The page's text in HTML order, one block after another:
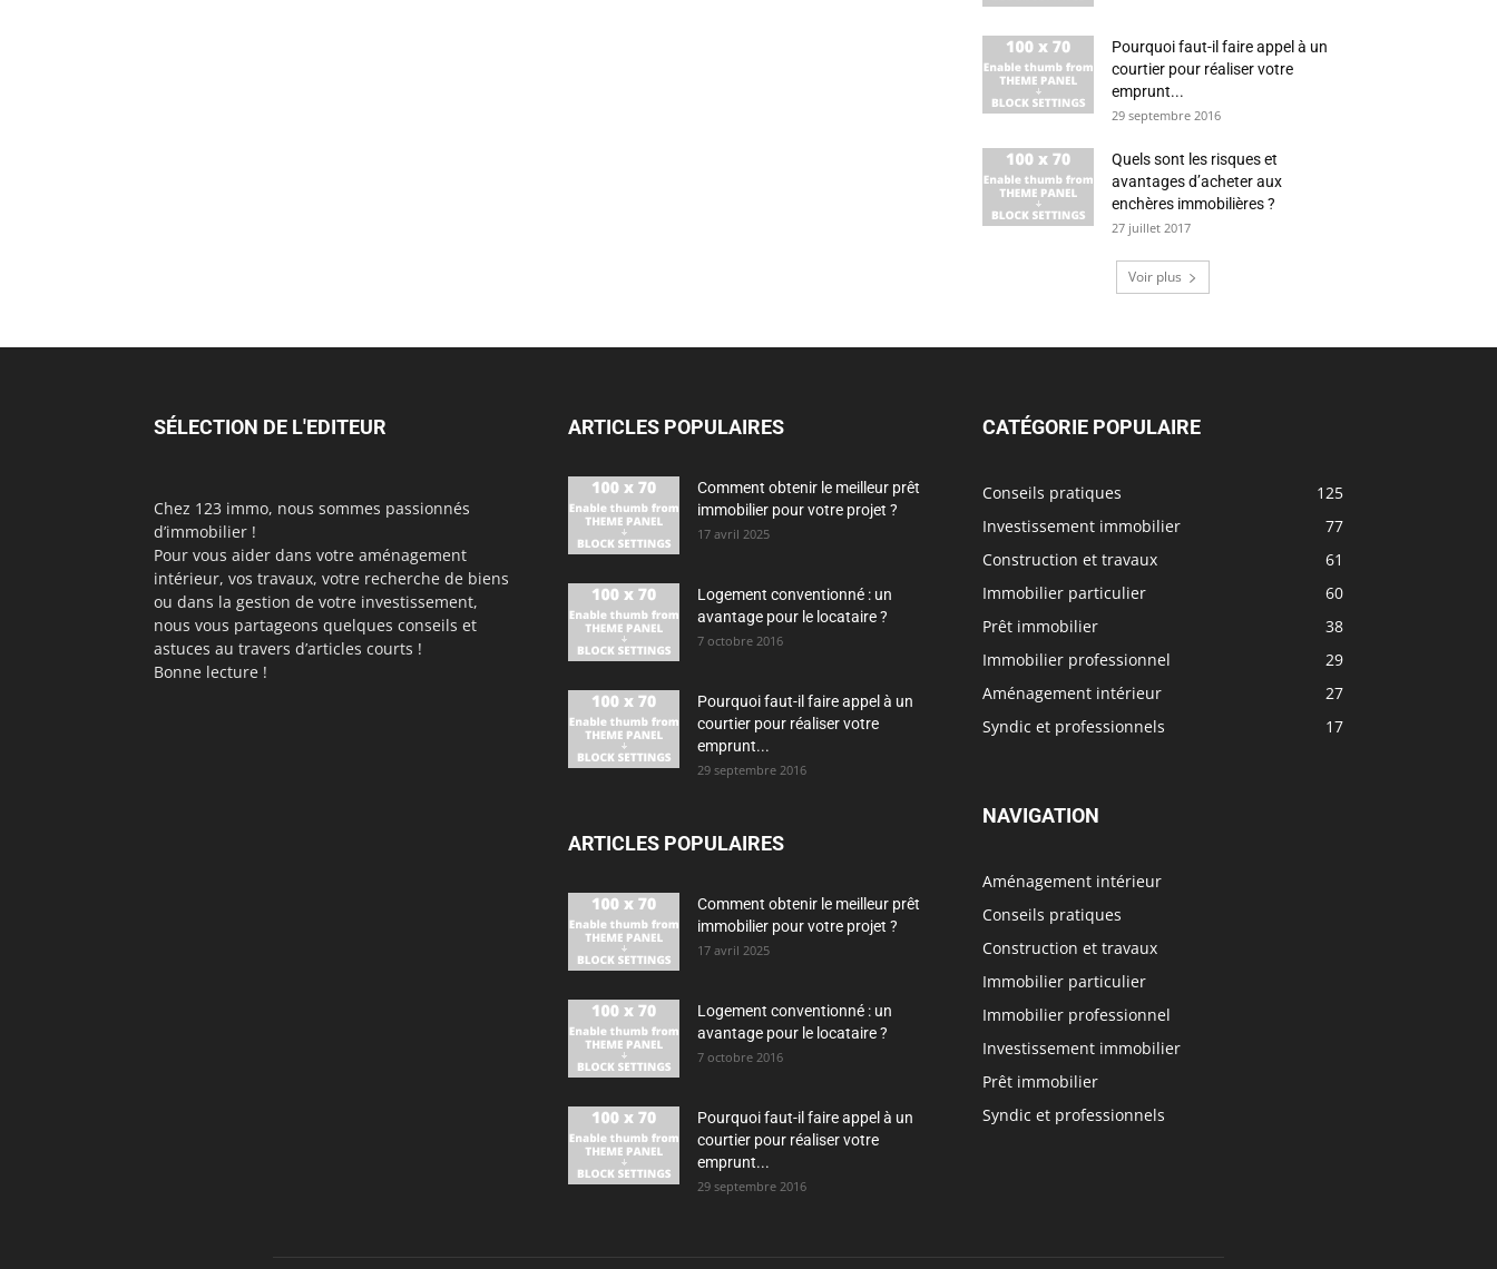
Pourquoi faut-il faire appel à un
courtier pour réaliser votre
emprunt...
29 septembre 2016
Quels sont les risques et
avantages d’acheter aux
enchères immobilières ?
27 juillet 2017
Voir plus
SÉLECTION DE L'EDITEUR
Chez 123 immo, nous sommes passionnés
d’immobilier !
Pour vous aider dans votre aménagement
intérieur, vos travaux, votre recherche de biens
ou dans la gestion de votre investissement,
nous vous partageons quelques conseils et
astuces au travers d’articles courts !
Bonne lecture !
ARTICLES POPULAIRES
Comment obtenir le meilleur prêt
immobilier pour votre projet ?
17 avril 2025
Logement conventionné : un
avantage pour le locataire ?
7 octobre 2016
Pourquoi faut-il faire appel à un
courtier pour réaliser votre
emprunt...
29 septembre 2016
ARTICLES POPULAIRES
Comment obtenir le meilleur prêt
immobilier pour votre projet ?
17 avril 2025
Logement conventionné : un
avantage pour le locataire ?
7 octobre 2016
Pourquoi faut-il faire appel à un
courtier pour réaliser votre
emprunt...
29 septembre 2016
CATÉGORIE POPULAIRE
Conseils pratiques
125
Investissement immobilier
77
Construction et travaux
61
Immobilier particulier
60
Prêt immobilier
38
Immobilier professionnel
29
Aménagement intérieur
27
Syndic et professionnels
17
NAVIGATION
Aménagement intérieur
Conseils pratiques
Construction et travaux
Immobilier particulier
Immobilier professionnel
Investissement immobilier
Prêt immobilier
Syndic et professionnels